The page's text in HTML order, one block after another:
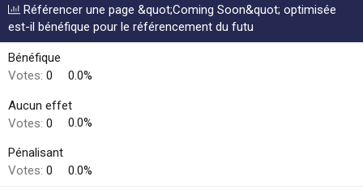
e
d
e
a
d
s
c
t
e
Référencer une page &quot;Coming Soon&quot; optimisée
est-il bénéfique pour le référencement du futu
Bénéfique
Votes: 0 0.0%
Aucun effet
Votes: 0 0.0%
Pénalisant
Votes: 0 0.0%